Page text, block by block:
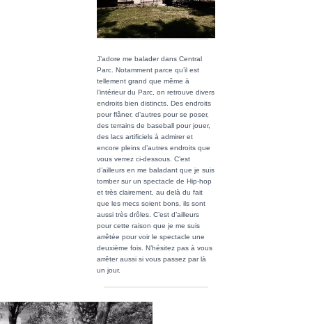
J’adore me balader dans Central
Parc. Notamment parce qu’il est
tellement grand que même à
l’intérieur du Parc, on retrouve divers
endroits bien distincts. Des endroits
pour flâner, d’autres pour se poser,
des terrains de baseball pour jouer,
des lacs artificiels à admirer et
encore pleins d’autres endroits que
vous verrez ci-dessous. C’est
d’ailleurs en me baladant que je suis
tomber sur un spectacle de Hip-hop
et très clairement, au delà du fait
que les mecs soient bons, ils sont
aussi très drôles. C’est d’ailleurs
pour cette raison que je me suis
arrêtée pour voir le spectacle une
deuxième fois. N’hésitez pas à vous
arrêter aussi si vous passez par là
un jour.